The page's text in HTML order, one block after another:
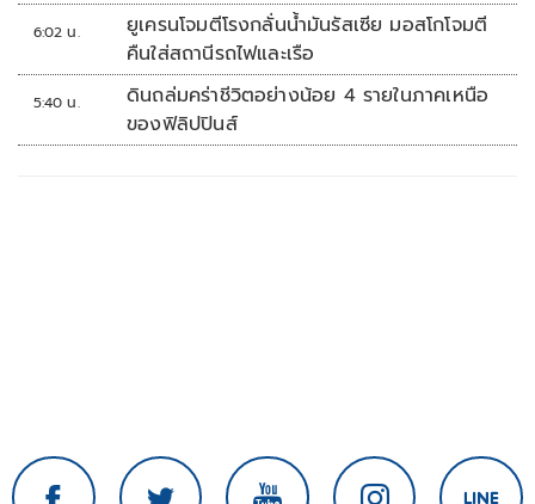
6:02 น.
ยูเครนโจมตีโรงกลั่นน้ำมันรัสเซีย มอสโกโจมตี
คืนใส่สถานีรถไฟและเรือ
5:40 น.
ดินถล่มคร่าชีวิตอย่างน้อย 4 รายในภาคเหนือ
ของฟิลิปปินส์